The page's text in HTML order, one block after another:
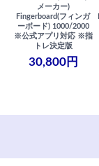
メーカー)
Fingerboard(フィンガ
ーボード) 1000/2000
※公式アプリ対応 ※指
トレ決定版
30,800円